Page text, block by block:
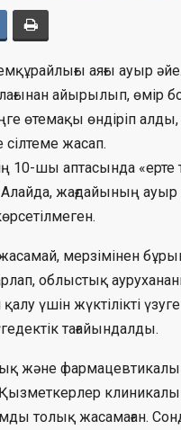
аяғы ауыр
айырылып, өмір
өтемақы өндіріп
жасап.
10-шы аптасында
жағдайының ауыр
мерзімінен
облыстық
үшін жүктілікті
тағайындалды.
және
толық жасамаған.